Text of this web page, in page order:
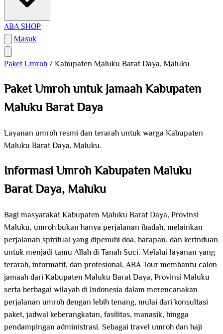
ABA SHOP
Masuk
Paket Umroh/Kabupaten Maluku Barat Daya, Maluku
Paket Umroh untuk Jamaah Kabupaten
Maluku Barat Daya
Layanan umroh resmi dan terarah untuk warga Kabupaten
Maluku Barat Daya, Maluku.
Informasi Umroh Kabupaten Maluku
Barat Daya, Maluku
Bagi masyarakat Kabupaten Maluku Barat Daya, Provinsi
Maluku, umroh bukan hanya perjalanan ibadah, melainkan
perjalanan spiritual yang dipenuhi doa, harapan, dan kerinduan
untuk menjadi tamu Allah di Tanah Suci. Melalui layanan yang
terarah, informatif, dan profesional, ABA Tour membantu calon
jamaah dari Kabupaten Maluku Barat Daya, Provinsi Maluku
serta berbagai wilayah di Indonesia dalam merencanakan
perjalanan umroh dengan lebih tenang, mulai dari konsultasi
paket, jadwal keberangkatan, fasilitas, manasik, hingga
pendampingan administrasi. Sebagai travel umroh dan haji